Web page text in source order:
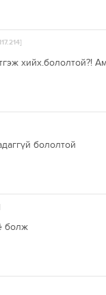
хийх.бололтой?!
бололтой
болж